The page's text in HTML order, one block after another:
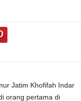
Jatim Khofifah Indar
orang pertama di